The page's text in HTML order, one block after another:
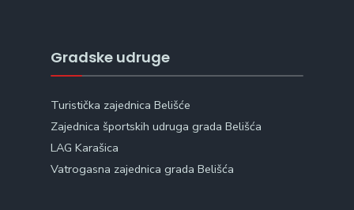
Gradske udruge
Turistička zajednica Belišće
Zajednica športskih udruga grada Belišća
LAG Karašica
Vatrogasna zajednica grada Belišća